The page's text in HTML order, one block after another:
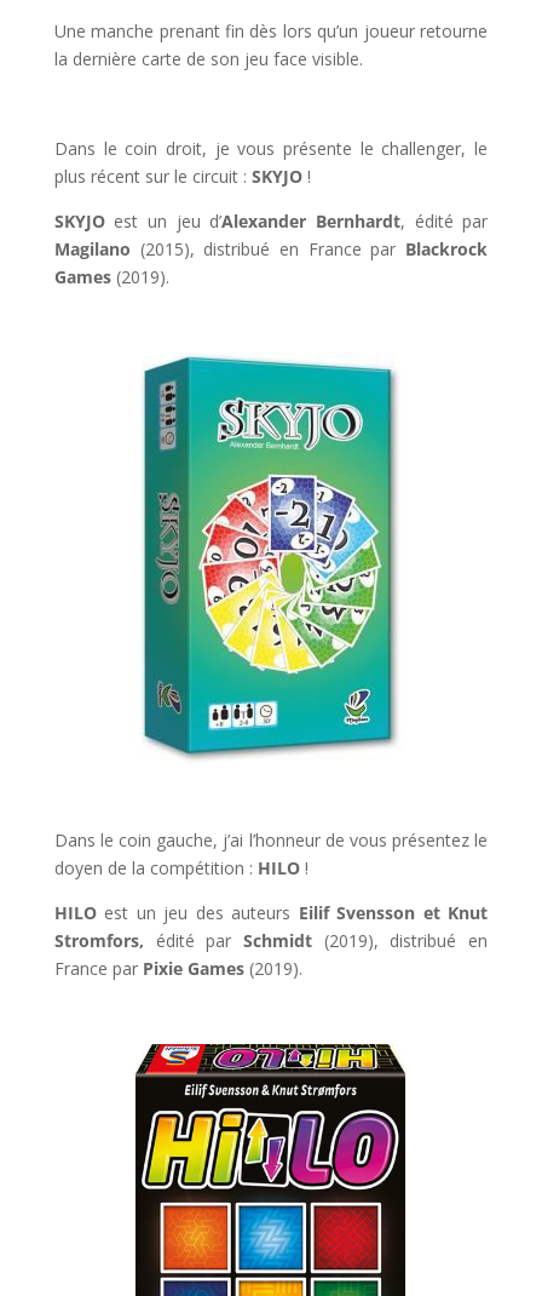
Une manche prenant fin dès lors qu’un joueur retourne
la dernière carte de son jeu face visible.
Dans le coin droit, je vous présente le challenger, le
plus récent sur le circuit : SKYJO!
SKYJOest un jeu d’Alexander Bernhardt, édité par
Magilano (2015), distribué en France par Blackrock
Games(2019).
Dans le coin gauche, j’ai l’honneur de vous présentez le
doyen de la compétition : HILO!
HILOest un jeu des auteurs Eilif Svensson et Knut
Stromfors, édité par Schmidt (2019), distribué en
France parPixie Games(2019).